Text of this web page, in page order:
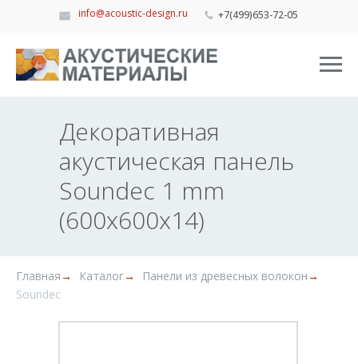
+7(499)653-72-05
info@acoustic-design.ru
Декоративная
акустическая панель
Soundec 1 mm
(600x600x14)
Главная→ Каталог→ Панели из древесных волокон→
Soundec